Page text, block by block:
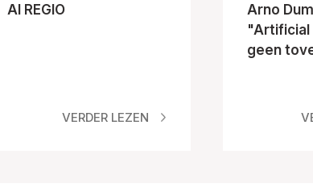
AI REGIO
VERDER LEZEN
Arno
"Artificial
geen